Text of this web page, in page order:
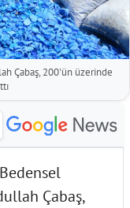
Çabaş, 200'ün üzerinde
Çabaş,